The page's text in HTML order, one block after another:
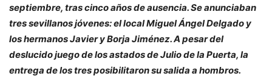
septiembre, tras cinco años de ausencia. Se anunciaban
tres sevillanos jóvenes: el local Miguel Ángel Delgado y
los hermanos Javier y Borja Jiménez. A pesar del
deslucido juego de los astados de Julio de la Puerta, la
entrega de los tres posibilitaron su salida a hombros.